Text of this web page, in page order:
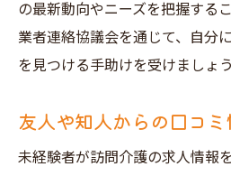
の最新動向やニーズを把握する
業者連絡協議会を通じて、自分
を見つける手助けを受けましょう
友人や知人からの口コミ
未経験者が訪問介護の求人情報